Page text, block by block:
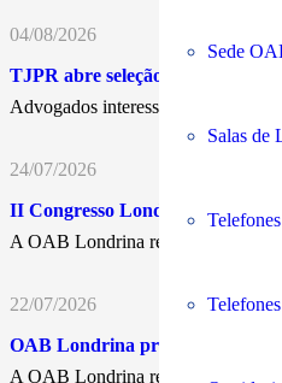
Sede
Salas de
04/08/2026
TJPR abre seleção para Juiz
Advogados interessados em atuar
24/07/2026
II Congresso Londrinense dos
A OAB Londrina realiza, nos dias
22/07/2026
OAB Londrina promove
A OAB Londrina realiza, no